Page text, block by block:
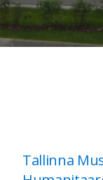
Tallinna